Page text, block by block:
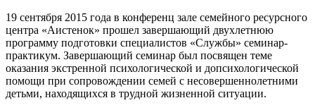
19 сентября 2015 года в конференц зале семейного ресурсного
центра «Аистенок» прошел завершающий двухлетнюю
программу подготовки специалистов «Службы» семинар-
практикум. Завершающий семинар был посвящен теме
оказания экстренной психологической и допсихологической
помощи при сопровождении семей с несовершеннолетними
детьми, находящихся в трудной жизненной ситуации.